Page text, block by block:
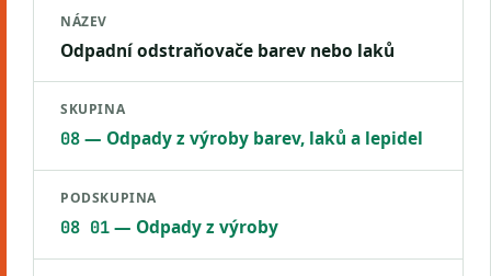
NÁZEV
Odpadní odstraňovače barev nebo laků
SKUPINA
08— Odpady z výroby barev, laků a lepidel
PODSKUPINA
08 01— Odpady z výroby